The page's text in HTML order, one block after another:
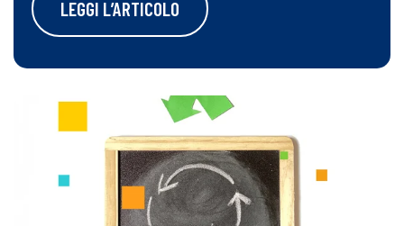
LEGGI L’ARTICOLO